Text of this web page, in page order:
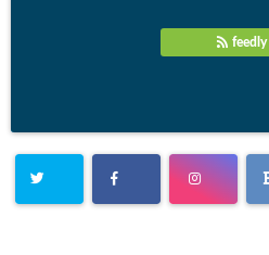
feedly